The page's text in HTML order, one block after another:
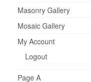
Masonry Gallery
Mosaic Gallery
My Account
Logout
Page A